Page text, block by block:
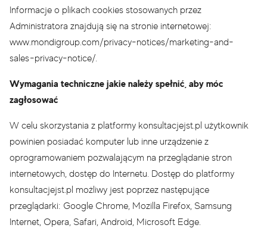
Informacje o plikach cookies stosowanych przez
Administratora znajdują się na stronie internetowej:
www.mondigroup.com/privacy-notices/marketing-and-
sales-privacy-notice/.
Wymagania techniczne jakie należy spełnić, aby móc
zagłosować
W celu skorzystania z platformy konsultacjejst.pl użytkownik
powinien posiadać komputer lub inne urządzenie z
oprogramowaniem pozwalającym na przeglądanie stron
internetowych, dostęp do Internetu. Dostęp do platformy
konsultacjejst.pl możliwy jest poprzez następujące
przeglądarki: Google Chrome, Mozilla Firefox, Samsung
Internet, Opera, Safari, Android, Microsoft Edge.